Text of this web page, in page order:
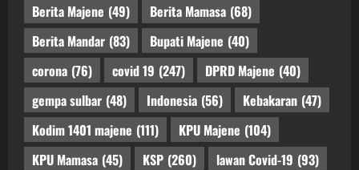
Berita Majene (49) Berita Mamasa (68)
Berita Mandar (83) Bupati Majene (40)
corona (76) covid 19 (247) DPRD Majene (40)
gempa sulbar (48) Indonesia (56) Kebakaran (47)
Kodim 1401 majene (111) KPU Majene (104)
KPU Mamasa (45) KSP (260) lawan Covid-19 (93)